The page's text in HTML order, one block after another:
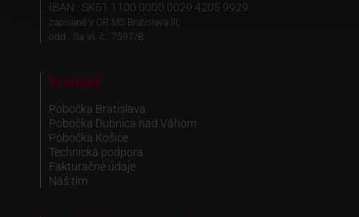
IBAN : SK51 1100 0000 0029 4205 9929
zapísané v OR MS Bratislava III,
odd.: Sa, vl. č.: 7597/B
Kontakt
Pobočka Bratislava
Pobočka Dubnica nad Váhom
Pobočka Košice
Technická podpora
Fakturačné údaje
Náš tím